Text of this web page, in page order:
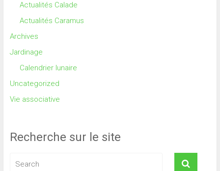
Actualités Calade
Actualités Caramus
Archives
Jardinage
Calendrier lunaire
Uncategorized
Vie associative
Recherche sur le site